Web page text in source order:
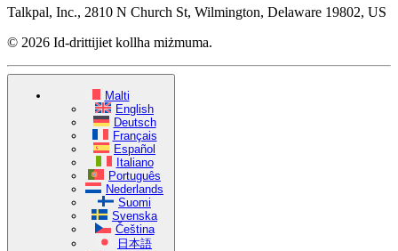
Talkpal, Inc., 2810 N Church St, Wilmington, Delaware 19802, US
© 2026 Id-drittijiet kollha miżmuma.
Malti
English
Deutsch
Français
Español
Italiano
Português
Nederlands
Suomi
Svenska
Čeština
日本語